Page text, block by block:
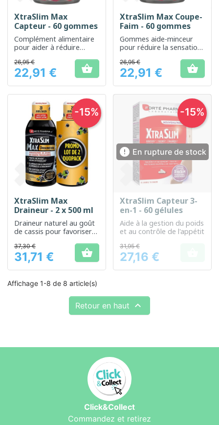
XtraSlim Max
Capteur - 60 gommes
Complément alimentaire
pour aider à réduire
et des sucres
Prix
26,95 €
22,91 € 
XtraSlim Max Coupe-
Faim - 60 gommes
Gommes aide-minceur
pour réduire la sensation
contrôle du poids
Prix
26,95 €
22,91 € 
XtraSlim Max
Draineur - 2 x 500 ml
Draineur naturel au goût
de cassis pour favoriser
Prix
37,30 €
31,71 € 
-15%
 En rupture de stock
XtraSlim Capteur 3-
en-1 - 60 gélules
Aide à la gestion du poids
et au contrôle de l'appétit
Prix
31,95 €
27,16 €
-15%
Affichage 1-8 de 8 article(s)
Retour en haut 
Click&Collect
Commandez et retirez